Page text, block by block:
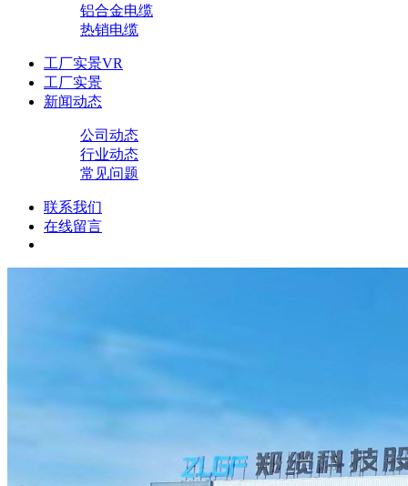
铝合金电缆
热销电缆
工厂实景VR
工厂实景
新闻动态
公司动态
行业动态
常见问题
联系我们
在线留言